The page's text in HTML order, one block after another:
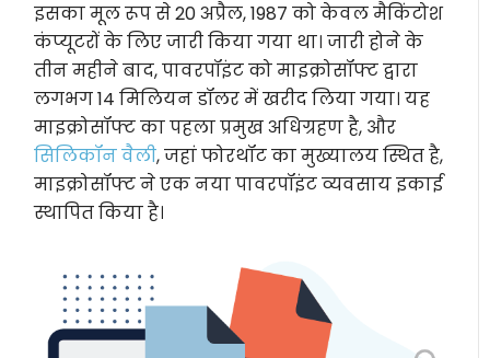
इसका मूल रूप से 20 अप्रैल, 1987 को केवल मैकिंटोश
कंप्यूटरों के लिए जारी किया गया था। जारी होने के
तीन महीने बाद, पावरपॉइंट को माइक्रोसॉफ्ट द्वारा
लगभग 14 मिलियन डॉलर में खरीद लिया गया। यह
माइक्रोसॉफ्ट का पहला प्रमुख अधिग्रहण है, और
सिलिकॉन वैली, जहां फोरथॉट का मुख्यालय स्थित है,
माइक्रोसॉफ्ट ने एक नया पावरपॉइंट व्यवसाय इकाई
स्थापित किया है।